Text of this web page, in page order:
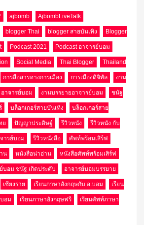
ajbomb AjbombLiveTalk
blogger Thai blogger สายบันเทิง Blogger
Podcast 2021 Podcast อาจารย์บอม
Social Media Thai Blogger Thailand
การสื่อสารทางการเมือง การเมืองดิจิทัล งาน
าจารย์บอม งานบรรยายอาจารย์บอม ชนัฐ
บล็อกเกอร์สายบันเทิง บล็อกเกอร์สาย
ย ปัญญาประดิษฐ์ รีวิวหนัง รีวิวหนัง กับ
ารย์บอม รีวิวหนังสือ ศัพท์พร้อมเสิร์ฟ
น หนังสือน่าอ่าน หนังสือศัพท์พร้อมเสิร์ฟ
บอม ชนัฐ เกิดประดับ อาจารย์บอมบรรยาย
เชียงราย เรียนภาษาอังกฤษกับ อ.บอม เรียน
อม เรียนภาษาอังกฤษฟรี เรียนศัพท์ภาษา